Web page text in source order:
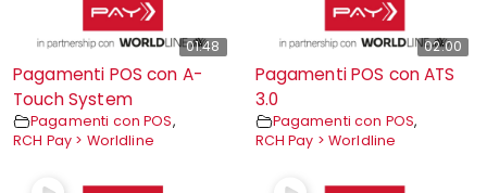
01:48
Pagamenti POS con A-
Touch System
Pagamenti con POS,
RCH Pay > Worldline
02:00
Pagamenti POS con ATS
3.0
Pagamenti con POS,
RCH Pay > Worldline